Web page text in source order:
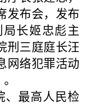
发布会，发布
长姬忠彪主
刑三庭庭长汪
网络犯罪活动
最高人民检